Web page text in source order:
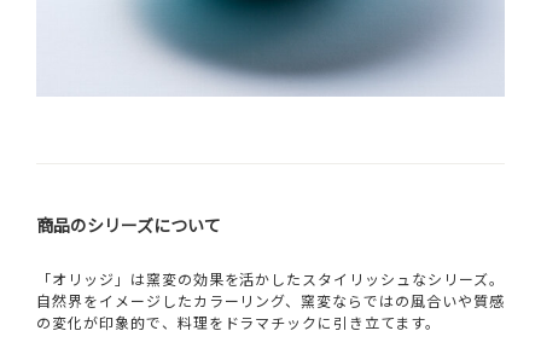
商品のシリーズについて
「オリッジ」は窯変の効果を活かしたスタイリッシュなシリーズ。
自然界をイメージしたカラーリング、窯変ならではの風合いや質感
の変化が印象的で、料理をドラマチックに引き立てます。